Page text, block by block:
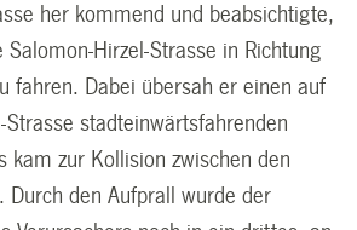
her kommend und beabsichtigte,
Salomon-Hirzel-Strasse in Richtung
fahren. Dabei übersah er einen auf
Strasse stadteinwärtsfahrenden
kam zur Kollision zwischen den
Durch den Aufprall wurde der